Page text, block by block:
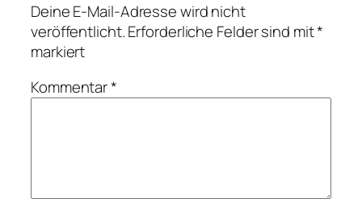
Deine E-Mail-Adresse wird nicht
veröffentlicht.Erforderliche Felder sind mit*
markiert
Kommentar*